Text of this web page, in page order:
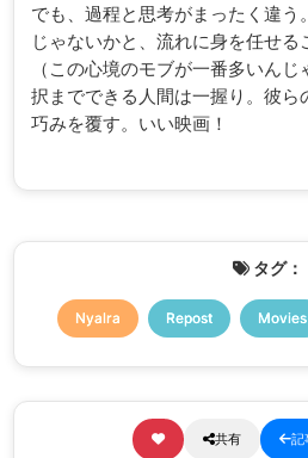
でも、過程と思考がまったく違う
じゃないかと、流れに身を任せる
（この心境のモブが一番多いん
択までできる人間は一握り。彼ら
巧みを覆す。いい映画！
タグ：
Nyalra Repost Movies
共有 記